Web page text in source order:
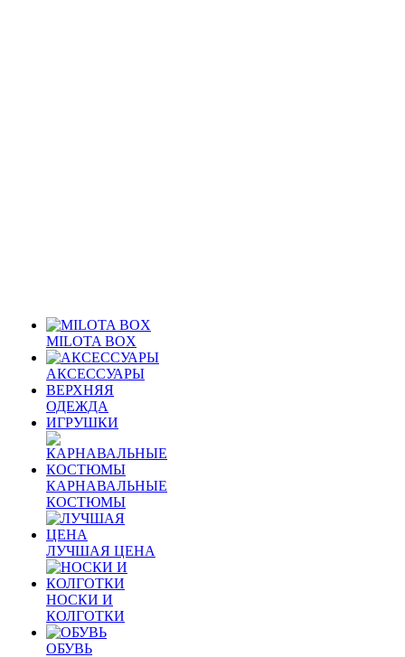
MILOTA BOX
АКСЕССУАРЫ
ВЕРХНЯЯ
ОДЕЖДА
ИГРУШКИ
КАРНАВАЛЬНЫЕ
КОСТЮМЫ
ЛУЧШАЯ ЦЕНА
НОСКИ И
КОЛГОТКИ
ОБУВЬ